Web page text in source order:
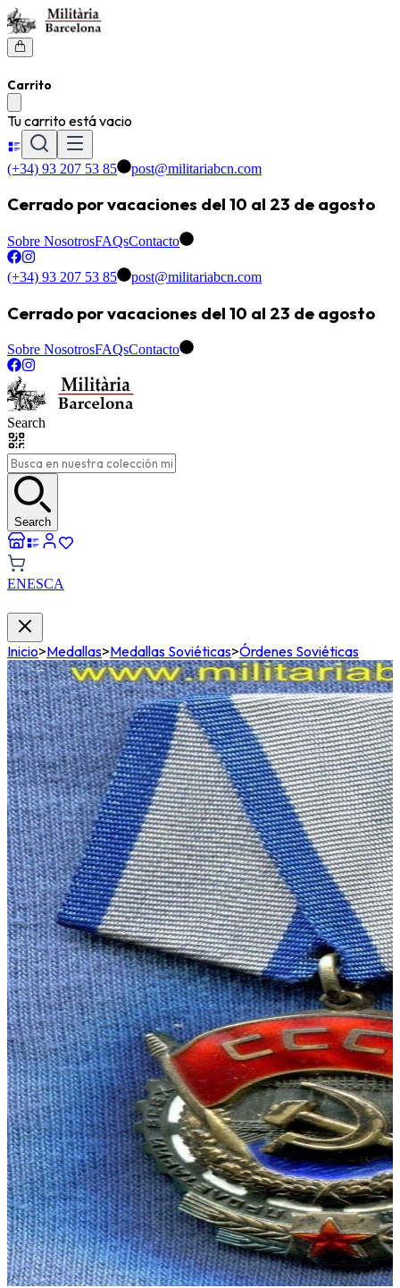
Carrito
Tu carrito está vacio
(+34) 93 207 53 85 post@militariabcn.com
Cerrado por vacaciones del 10 al 23 de agosto
Sobre NosotrosFAQsContacto
(+34) 93 207 53 85 post@militariabcn.com
Cerrado por vacaciones del 10 al 23 de agosto
Sobre NosotrosFAQsContacto
Search
Search
ENESCA
Inicio>Medallas>Medallas Soviéticas>Órdenes Soviéticas